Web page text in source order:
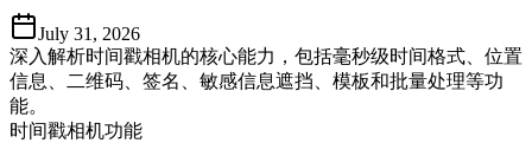
July 31, 2026
深入解析时间戳相机的核心能力，包括毫秒级时间格式、位置
信息、二维码、签名、敏感信息遮挡、模板和批量处理等功
能。
时间戳相机功能